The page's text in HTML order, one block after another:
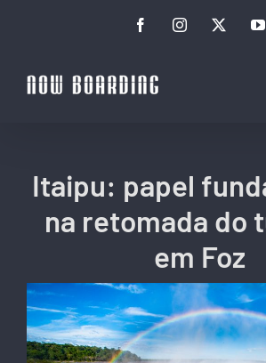
conteúdo
FacebookInstagramTwitter
Itaipu: papel
na retomada do
em Foz